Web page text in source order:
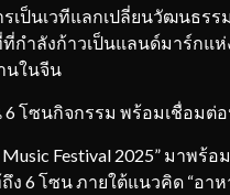
รเป็นเวทีแลกเปลี่ยนวัฒนธ
กำลังก้าวเป็นแลนด์มาร์กแห่
นในจีน
โซนกิจกรรม พร้อมเชื่อม
Music Festival 2025” มา
ง 6 โซน ภายใต้แนวคิด “อา